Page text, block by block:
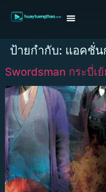
ป้ายกำกับ: แอคชั่น
Swordsman กระบี่เ